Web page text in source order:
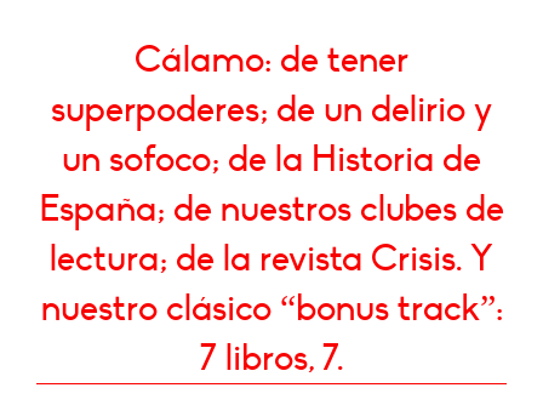
Cálamo: de tener
superpoderes; de un delirio y
un sofoco; de la Historia de
España; de nuestros clubes de
lectura; de la revista Crisis. Y
nuestro clásico “bonus track”:
7 libros, 7.